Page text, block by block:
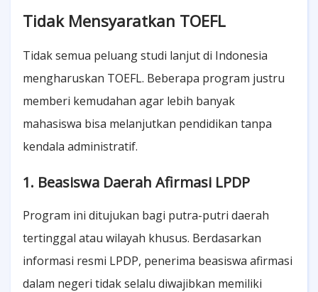
Tidak Mensyaratkan TOEFL
Tidak semua peluang studi lanjut di Indonesia
mengharuskan TOEFL. Beberapa program justru
memberi kemudahan agar lebih banyak
mahasiswa bisa melanjutkan pendidikan tanpa
kendala administratif.
1. Beasiswa Daerah Afirmasi LPDP
Program ini ditujukan bagi putra-putri daerah
tertinggal atau wilayah khusus. Berdasarkan
informasi resmi LPDP, penerima beasiswa afirmasi
dalam negeri tidak selalu diwajibkan memiliki